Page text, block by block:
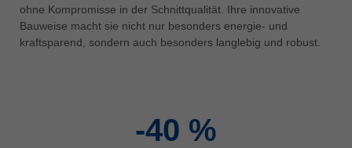
中国
yкраїнська
ohne Kompromisse in der Schnittqualität. Ihre innovative
Bauweise macht sie nicht nur besonders energie- und
kraftsparend, sondern auch besonders langlebig und robust.
-40 %